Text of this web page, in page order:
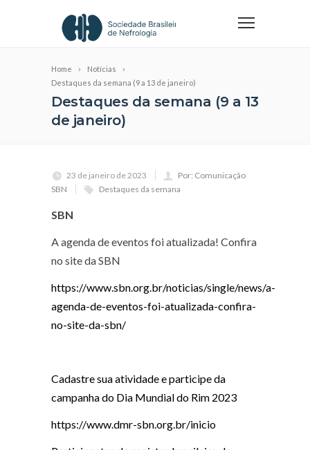
Home
Notícias
Destaques da semana (9 a 13 de janeiro)
Destaques da semana (9 a 13
de janeiro)
23 de janeiro de 2023
Por: Comunicação
SBN
Destaques da semana
SBN
A agenda de eventos foi atualizada! Confira
no site da SBN
https://www.sbn.org.br/noticias/single/news/a-
agenda-de-eventos-foi-atualizada-confira-
no-site-da-sbn/
Cadastre sua atividade e participe da
campanha do Dia Mundial do Rim 2023
https://www.dmr-sbn.org.br/inicio